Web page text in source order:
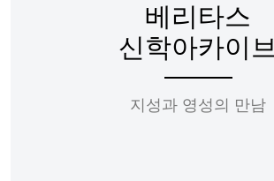
베리타스
신학아카이브
지성과 영성의 만남